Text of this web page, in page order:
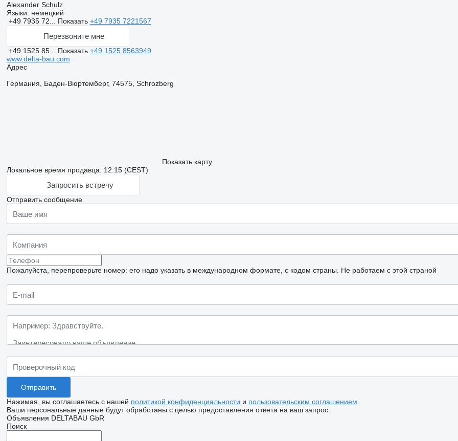
Alexander Schulz
Языки: немецкий
+49 7935 72... Показать +49 7935 7221567
Перезвоните мне
+49 1525 85... Показать +49 1525 8563949
www.delta-bau.com
Адрес
Германия, Баден-Вюртемберг, 74575, Schrozberg
Показать карту
Локальное время продавца: 12:15 (CEST)
Запросить встречу
Отправить сообщение
Пожалуйста, перепроверьте номер: его надо указать в международном формате, с кодом страны. Не работаем с этой страной
Нажимая, вы соглашаетесь с нашей политикой конфиденциальности и пользовательским соглашением
Ваши персональные данные будут обработаны с целью предоставления ответа на ваш запрос.
Объявления DELTABAU GbR
Поиск